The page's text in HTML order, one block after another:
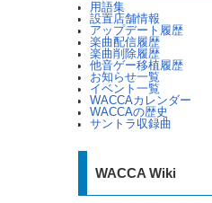
用語集
設置店舗情報
アップデート履歴
楽曲配信履歴
楽曲削除履歴
他音ゲー移植履歴
お知らせ一覧
イベント一覧
WACCAカレンダー
WACCAの歴史
サントラ収録曲
WACCA Wiki